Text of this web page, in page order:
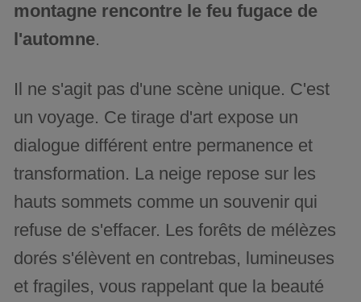
montagne rencontre le feu fugace de
l'automne.
Il ne s'agit pas d'une scène unique. C'est
un voyage. Ce tirage d'art expose un
dialogue différent entre permanence et
transformation. La neige repose sur les
hauts sommets comme un souvenir qui
refuse de s'effacer. Les forêts de mélèzes
dorés s'élèvent en contrebas, lumineuses
et fragiles, vous rappelant que la beauté